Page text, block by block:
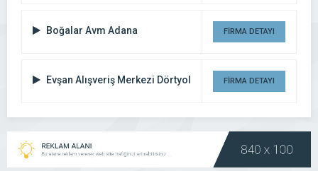
Boğalar Avm Adana FİRMA DETAYI
Evşan Alışveriş Merkezi Dörtyol FİRMA DETAYI